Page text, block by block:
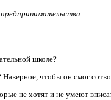
школе?
чтобы он смог
не хотят и не умеют